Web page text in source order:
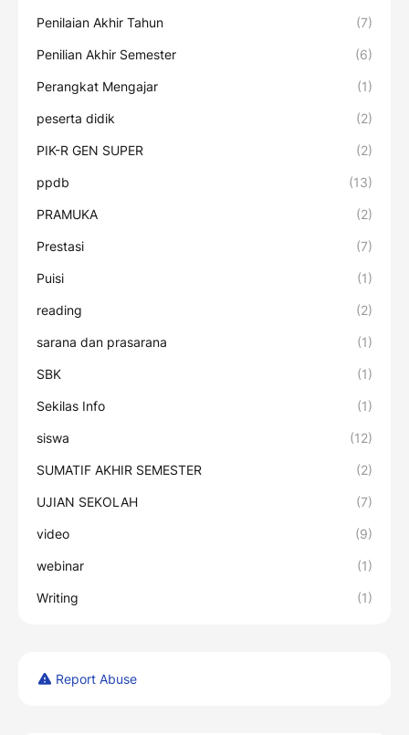
Penilaian Akhir Tahun (7)
Penilian Akhir Semester (6)
Perangkat Mengajar (1)
peserta didik (2)
PIK-R GEN SUPER (2)
ppdb (13)
PRAMUKA (2)
Prestasi (7)
Puisi (1)
reading (2)
sarana dan prasarana (1)
SBK (1)
Sekilas Info (1)
siswa (12)
SUMATIF AKHIR SEMESTER (2)
UJIAN SEKOLAH (7)
video (9)
webinar (1)
Writing (1)
Report Abuse